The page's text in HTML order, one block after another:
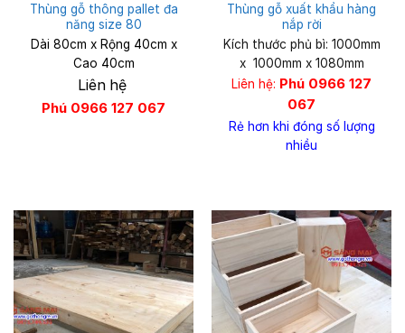
Thùng gỗ thông pallet đa
năng size 80
Dài 80cm x Rộng 40cm x
Cao 40cm
Liên hệ
Phú 0966 127 067
Thùng gỗ xuất khẩu hàng
nắp rời
Kích thước phủ bì: 1000mm
x 1000mm x 1080mm
Liên hệ: Phú 0966 127
067
Rẻ hơn khi đóng số lượng
nhiều